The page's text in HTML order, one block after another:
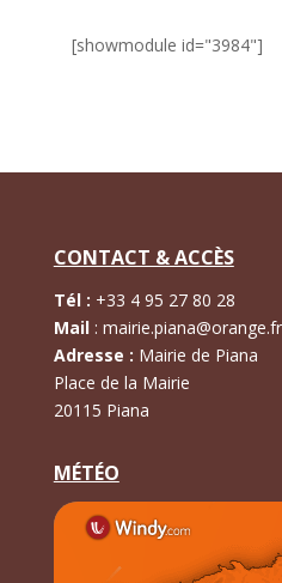
[showmodule id="3984"]
CONTACT & ACCÈS
Tél : +33 4 95 27 80 28
Mail: mairie.piana@orange.fr
Adresse : Mairie de Piana
Place de la Mairie
20115 Piana
MÉTÉO